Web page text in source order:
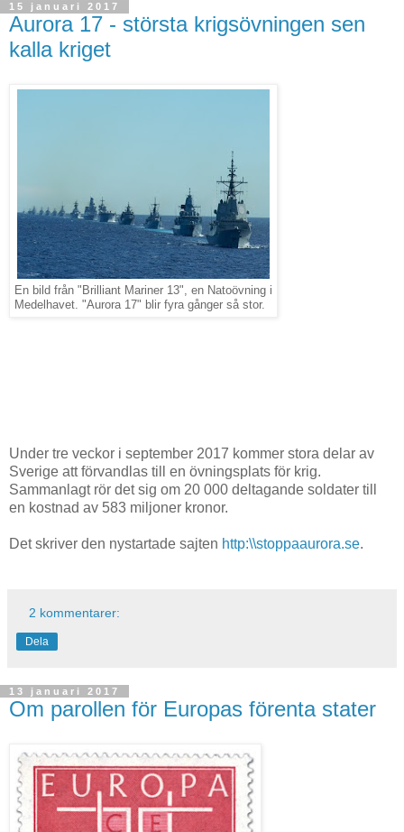
15 januari 2017
Aurora 17 - största krigsövningen sen
kalla kriget
En bild från "Brilliant Mariner 13", en Natoövning i
Medelhavet. "Aurora 17" blir fyra gånger så stor.
Under tre veckor i september 2017 kommer stora delar av
Sverige att förvandlas till en övningsplats för krig.
Sammanlagt rör det sig om 20 000 deltagande soldater till
en kostnad av 583 miljoner kronor.
Det skriver den nystartade sajten http:\\stoppaaurora.se.
2 kommentarer:
Dela
13 januari 2017
Om parollen för Europas förenta stater